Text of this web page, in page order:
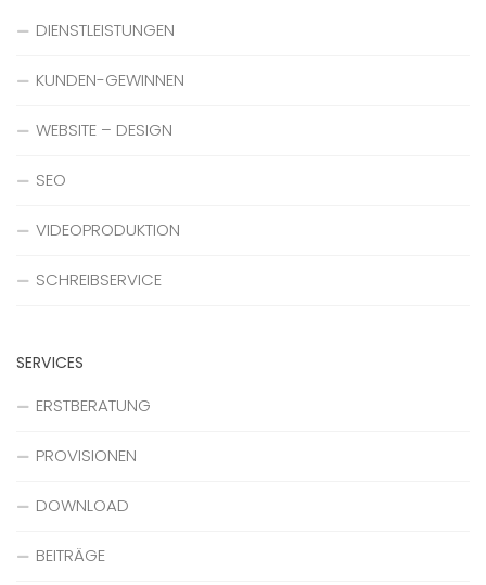
DIENSTLEISTUNGEN
KUNDEN-GEWINNEN
WEBSITE – DESIGN
SEO
VIDEOPRODUKTION
SCHREIBSERVICE
SERVICES
ERSTBERATUNG
PROVISIONEN
DOWNLOAD
BEITRÄGE